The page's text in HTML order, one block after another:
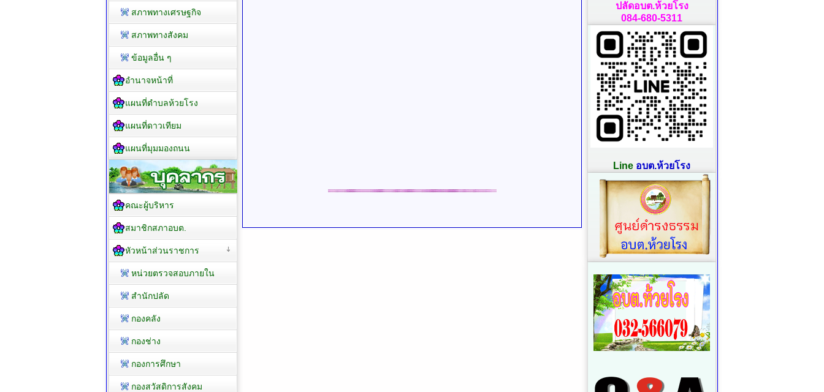
สภาพทางเศรษฐกิจ
สภาพทางสังคม
ข้อมูลอื่น ๆ
อำนาจหน้าที่
แผนที่ตำบลห้วยโรง
แผนที่ดาวเทียม
แผนที่มุมมองถนน
คณะผู้บริหาร
สมาชิกสภาอบต.
หัวหน้าส่วนราชการ
หน่วยตรวจสอบภายใน
สำนักปลัด
กองคลัง
กองช่าง
กองการศึกษา
กองสวัสดิการสังคม
ปลัดอบต.ห้วยโรง
084-680-5311
Line อบต.ห้วยโรง